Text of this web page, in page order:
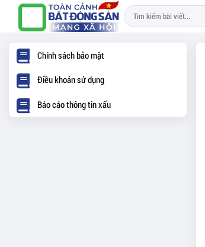
Chính sách bảo mật
Điều khoản sử dụng
Báo cáo thông tin xấu